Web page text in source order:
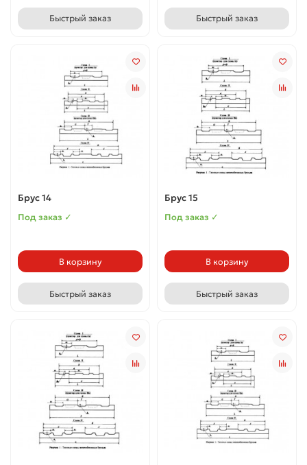
Быстрый заказ Быстрый заказ
Брус 14
Под заказ ✓
В корзину
Быстрый заказ
Брус 15
Под заказ ✓
В корзину
Быстрый заказ